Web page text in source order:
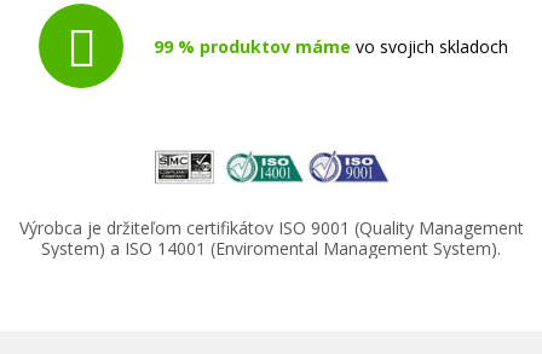
99 % produktov máme vo svojich skladoch
Výrobca je držiteľom certifikátov ISO 9001 (Quality Management
System) a ISO 14001 (Enviromental Management System).